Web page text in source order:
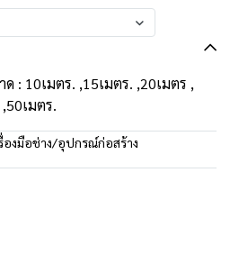
: 10เมตร. ,15เมตร. ,20เมตร ,
เมตร.
องมือช่าง/อุปกรณ์ก่อสร้าง